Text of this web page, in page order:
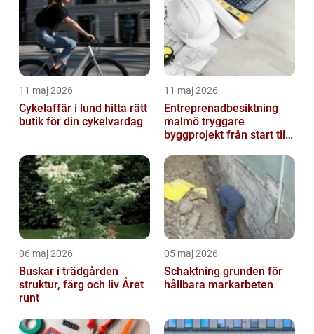
11 maj 2026
Cykelaffär i lund hitta rätt
butik för din cykelvardag
11 maj 2026
Entreprenadbesiktning
malmö tryggare
byggprojekt från start till
06 maj 2026
Buskar i trädgården
struktur, färg och liv Året
runt
05 maj 2026
Schaktning grunden för
hållbara markarbeten